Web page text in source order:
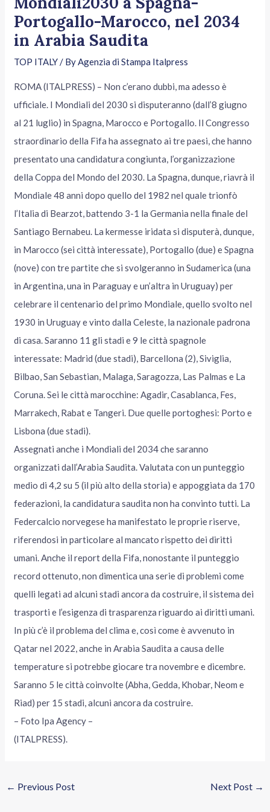
Portogallo-Marocco, nel 2034
in Arabia Saudita
TOP ITALY/ ByAgenzia di Stampa Italpress
ROMA (ITALPRESS) – Non c’erano dubbi, ma adesso è
ufficiale. I Mondiali del 2030 si disputeranno (dall’8 giugno
al 21 luglio) in Spagna, Marocco e Portogallo. Il Congresso
straordinario della Fifa ha assegnato ai tre paesi, che hanno
presentato una candidatura congiunta, l’organizzazione
della Coppa del Mondo del 2030. La Spagna, dunque, riavrà il
Mondiale 48 anni dopo quello del 1982 nel quale trionfò
l’Italia di Bearzot, battendo 3-1 la Germania nella finale del
Santiago Bernabeu. La kermesse iridata si disputerà, dunque,
in Marocco (sei città interessate), Portogallo (due) e Spagna
(nove) con tre partite che si svolgeranno in Sudamerica (una
in Argentina, una in Paraguay e un’altra in Uruguay) per
celebrare il centenario del primo Mondiale, quello svolto nel
1930 in Uruguay e vinto dalla Celeste, la nazionale padrona
di casa. Saranno 11 gli stadi e 9 le città spagnole
interessate: Madrid (due stadi), Barcellona (2), Siviglia,
Bilbao, San Sebastian, Malaga, Saragozza, Las Palmas e La
Coruna. Sei le città marocchine: Agadir, Casablanca, Fes,
Marrakech, Rabat e Tangeri. Due quelle portoghesi: Porto e
Lisbona (due stadi).
Assegnati anche i Mondiali del 2034 che saranno
organizzati dall’Arabia Saudita. Valutata con un punteggio
medio di 4,2 su 5 (il più alto della storia) e appoggiata da 170
federazioni, la candidatura saudita non ha convinto tutti. La
Federcalcio norvegese ha manifestato le proprie riserve,
riferendosi in particolare al mancato rispetto dei diritti
umani. Anche il report della Fifa, nonostante il punteggio
record ottenuto, non dimentica una serie di problemi come
quelli legati ad alcuni stadi ancora da costruire, il sistema dei
trasporti e l’esigenza di trasparenza riguardo ai diritti umani.
In più c’è il problema del clima e, così come è avvenuto in
Qatar nel 2022, anche in Arabia Saudita a causa delle
temperature si potrebbe giocare tra novembre e dicembre.
Saranno 5 le città coinvolte (Abha, Gedda, Khobar, Neom e
Riad) per 15 stadi, alcuni ancora da costruire.
– Foto Ipa Agency –
(ITALPRESS).
← Previous Post Next Post →